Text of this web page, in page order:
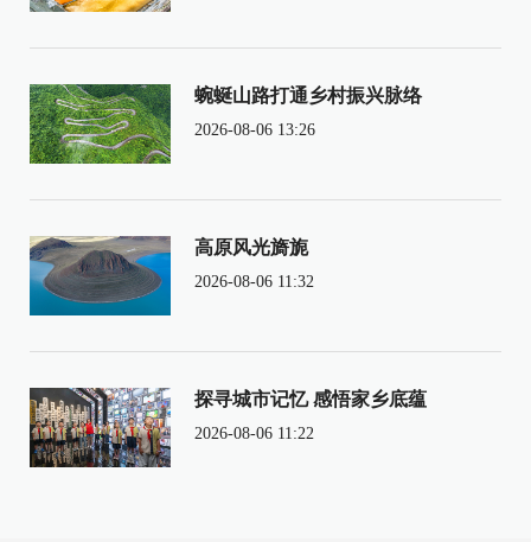
蜿蜒山路打通乡村振兴脉络
2026-08-06 13:26
高原风光旖旎
2026-08-06 11:32
探寻城市记忆 感悟家乡底蕴
2026-08-06 11:22